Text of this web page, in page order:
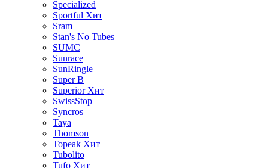
Specialized
Sportful Хит
Sram
Stan's No Tubes
SUMC
Sunrace
SunRingle
Super B
Superior Хит
SwissStop
Syncros
Taya
Thomson
Topeak Хит
Tubolito
Tufo Хит